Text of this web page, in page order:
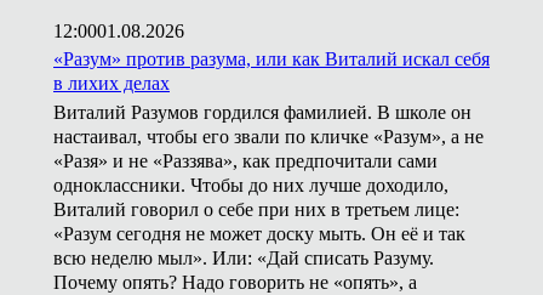
12:0001.08.2026
«Разум» против разума, или как Виталий искал себя
в лихих делах
Виталий Разумов гордился фамилией. В школе он
настаивал, чтобы его звали по кличке «Разум», а не
«Разя» и не «Раззява», как предпочитали сами
одноклассники. Чтобы до них лучше доходило,
Виталий говорил о себе при них в третьем лице:
«Разум сегодня не может доску мыть. Он её и так
всю неделю мыл». Или: «Дай списать Разуму.
Почему опять? Надо говорить не «опять», а